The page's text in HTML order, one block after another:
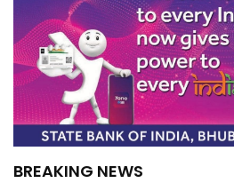
BREAKING NEWS